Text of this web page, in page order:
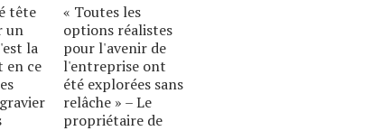
tête
un
la
en ce
« Toutes les
options réalistes
pour l'avenir de
l'entreprise ont
été explorées sans
relâche » – Le
propriétaire de